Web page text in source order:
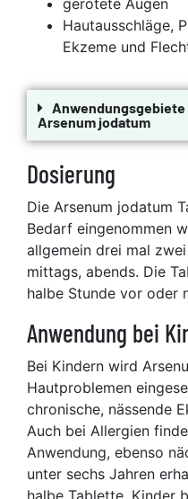
Hautausschläge,
Ekzeme und
Anwendungsgebiete
Arsenum jodatum
Dosierung
Die Arsenum jodatum
Bedarf eingenommen
allgemein drei mal
mittags, abends. Die
halbe Stunde vor oder
Anwendung bei
Bei Kindern wird
Hautproblemen
chronische, nässende
Auch bei Allergien
Anwendung, ebenso
unter sechs Jahren
halbe Tablette, Kinder